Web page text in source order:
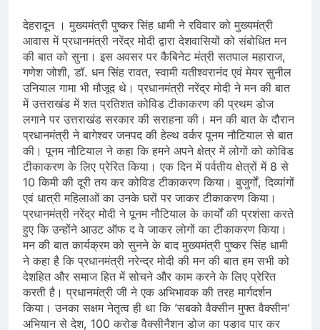
देहरादून । मुख्यमंत्री पुष्कर सिंह धामी ने रविवार को मुख्यमंत्री
आवास में प्रधानमंत्री नरेंद्र मोदी द्वारा देशवासियों को संबोधित मन
की बात को सुना। इस अवसर पर कैबिनेट मंत्री सतपाल महाराज,
गणेश जोशी, डॉ. धन सिंह रावत, स्वामी यतीश्वरानंद एवं मेयर सुनील
उनियाल गामा भी मौजूद थे। प्रधानमंत्री नरेंद्र मोदी ने मन की बात
में उत्तराखंड में शत प्रतिशत कोविड टीकाकरण की प्रथम डोज
लगाने पर उत्तराखंड सरकार की सराहना की। मन की बात के दौरान
प्रधानमंत्री ने बागेश्वर जनपद की हेल्थ वर्कर पूनम नौटियाल से बात
की। पूनम नौटियाल ने कहा कि हमने अपने क्षेत्र में लोगों को कोविड
टीकाकरण के लिए प्रेरित किया। एक दिन में पर्वतीय क्षेत्रों में 8 से
10 किमी की दूरी तय कर कोविड टीकाकरण किया। बुजुर्गों, दिव्यांगों
एवं धात्री महिलाओं का उनके घरों पर जाकर टीकाकरण किया।
प्रधानमंत्री नरेंद्र मोदी ने पूनम नौटियाल के कार्यों की प्रशंसा करते
हुए कि उन्होंने आउट ऑफ द वे जाकर लोगों का टीकाकरण किया।
मन की बात कार्यक्रम को सुनने के बाद मुख्यमंत्री पुष्कर सिंह धामी
ने कहा है कि प्रधानमंत्री नरेन्द्र मोदी की मन की बात हम सभी को
देशहित और समाज हित में सोचने और काम करने के लिए प्रेरित
करती है। प्रधानमंत्री जी ने एक अभिभावक की तरह मार्गदर्शन
किया। उनका सक्षम नेतृत्व ही था कि ’सबको वैक्सीन मुफ्त वैक्सीन’
अभियान से देश, 100 करोङ वैक्सीनैशन डोज का पङाव पार कर